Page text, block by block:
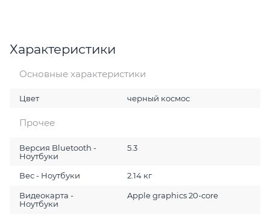
Характеристики
Основные характеристики
Цвет черный космос
Прочее
Версия Bluetooth -
Ноутбуки
5.3
Вес - Ноутбуки 2.14 кг
Видеокарта -
Ноутбуки
Apple graphics 20-core